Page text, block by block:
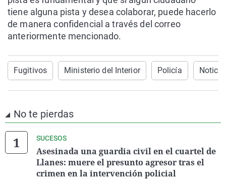
tiene alguna pista y desea colaborar, puede hacerlo
de manera confidencial a través del correo
anteriormente mencionado.
Fugitivos Ministerio del Interior Policía
No te pierdas
SUCESOS
Asesinada una guardia civil en el cuartel de
Llanes: muere el presunto agresor tras el
crimen en la intervención policial